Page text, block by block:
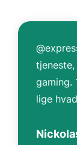
gaming.
lige